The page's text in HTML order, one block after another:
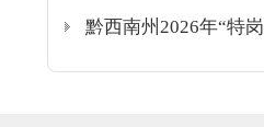
黔西南州2026年“特